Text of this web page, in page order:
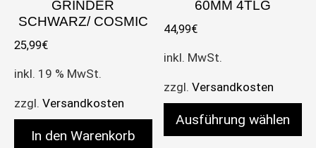
GRINDER
SCHWARZ/ COSMIC
25,99€
inkl. 19 % MwSt.
zzgl. Versandkosten
In den Warenkorb
60MM 4TLG
44,99€
inkl. MwSt.
zzgl.Versandkosten
Ausführung wählen